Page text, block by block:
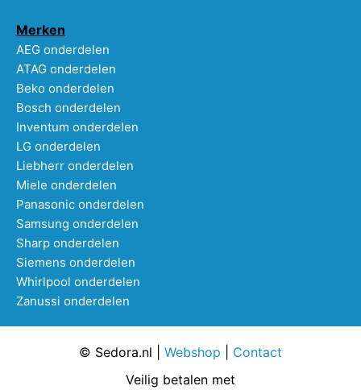
Merken
AEG onderdelen
ATAG onderdelen
Beko onderdelen
Bosch onderdelen
Inventum onderdelen
LG onderdelen
Liebherr onderdelen
Miele onderdelen
Panasonic onderdelen
Samsung onderdelen
Sharp onderdelen
Siemens onderdelen
Whirlpool onderdelen
Zanussi onderdelen
© Sedora.nl | Webshop
Contact
Veilig betalen met